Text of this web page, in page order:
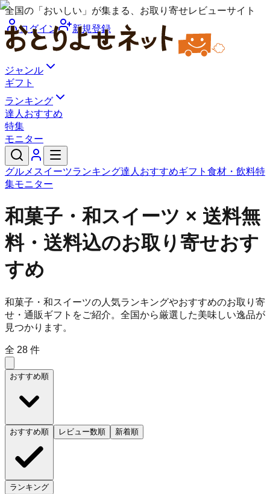
全国の「おいしい」が集まる、お取り寄せレビューサイト
ログイン
新規登録
ジャンル
ギフト
ランキング
達人おすすめ
特集
モニター
グルメ スイーツランキング達人おすすめギフト 食材・飲料特
集モニター
和菓子・和スイーツ × 送料無
料・送料込のお取り寄せおす
すめ
和菓子・和スイーツの人気ランキングやおすすめのお取り寄
せ・通販ギフトをご紹介。全国から厳選した美味しい逸品が
見つかります。
全 28 件
おすすめ順
おすすめ順 レビュー数順 新着順
ランキング